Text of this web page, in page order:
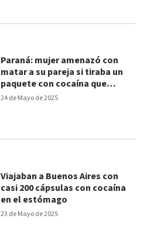
24 de Mayo de 2025
Paraná: mujer amenazó con
matar a su pareja si tiraba un
paquete con cocaína que
pretendía vender
23 de Mayo de 2025
Viajaban a Buenos Aires con
casi 200 cápsulas con cocaína
en el estómago